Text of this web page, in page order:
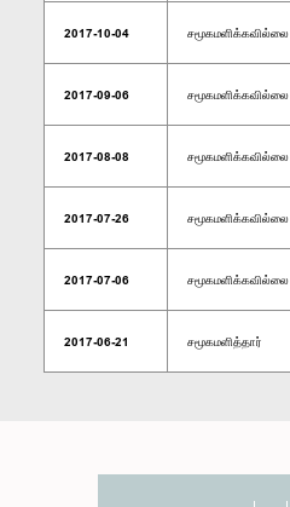
2017-10-04 சமூகமளிக்கவில்லை
2017-09-06 சமூகமளிக்கவில்லை
2017-08-08 சமூகமளிக்கவில்லை
2017-07-26 சமூகமளிக்கவில்லை
2017-07-06 சமூகமளிக்கவில்லை
2017-06-21 சமூகமளித்தார்